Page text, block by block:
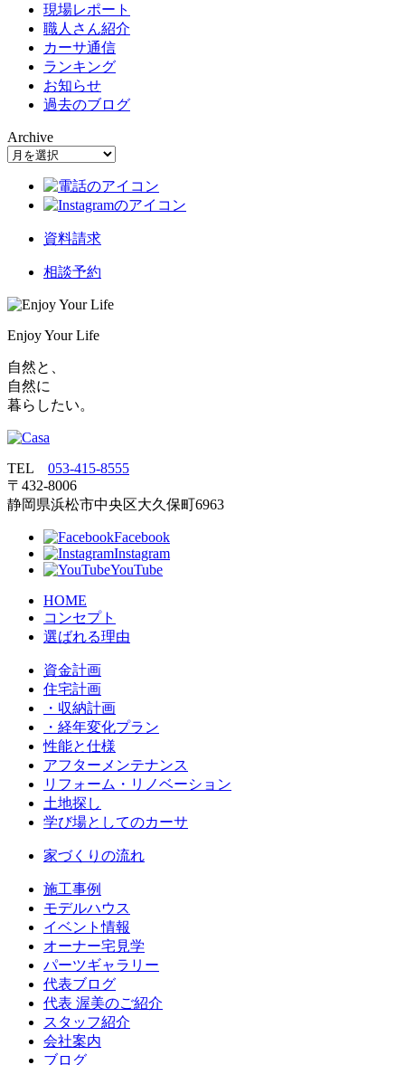
現場レポート
職人さん紹介
カーサ通信
ランキング
お知らせ
過去のブログ
Archive
資料請求
相談予約
Enjoy Your Life
自然と、
自然に
暮らしたい。
TEL 053‐415‐8555
〒432‐8006
静岡県浜松市中央区大久保町6963
Facebook
Instagram
YouTube
HOME
コンセプト
選ばれる理由
資金計画
住宅計画
・収納計画
・経年変化プラン
性能と仕様
アフターメンテナンス
リフォーム・リノベーション
土地探し
学び場としてのカーサ
家づくりの流れ
施工事例
モデルハウス
イベント情報
オーナー宅見学
パーツギャラリー
代表ブログ
代表 渥美のご紹介
スタッフ紹介
会社案内
ブログ